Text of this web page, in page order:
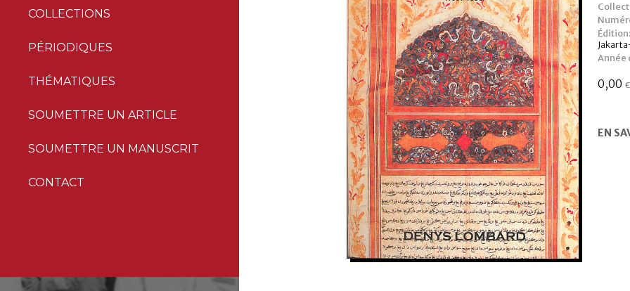
COLLECTIONS
PÉRIODIQUES
THÉMATIQUES
SOUMETTRE UN ARTICLE
SOUMETTRE UN MANUSCRIT
CONTACT
Édition:
Année
0,00 €
EN